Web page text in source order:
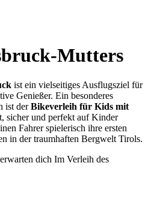
Mutters
ist ein vielseitiges Ausflugsziel für
Genießer. Ein besonderes
ist derBikeverleih für Kids mit
sicher und perfekt auf Kinder
Fahrer spielerisch ihre ersten
in der traumhaften Bergwelt Tirols.
dich Im Verleih des